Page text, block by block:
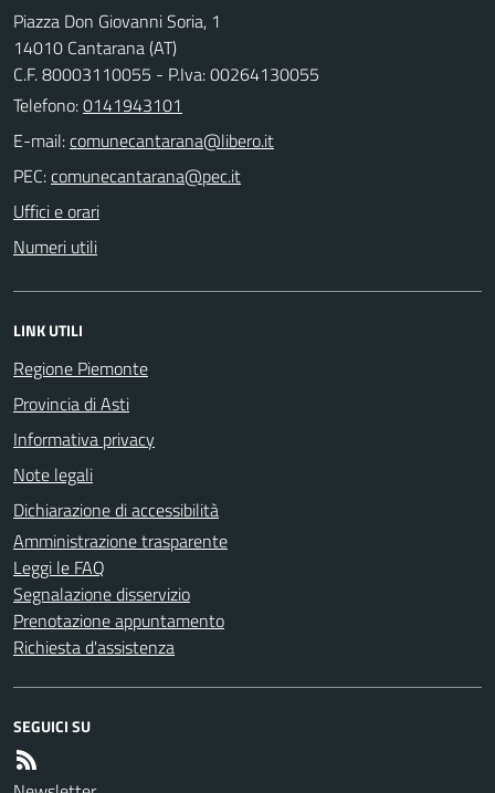
Piazza Don Giovanni Soria, 1
14010 Cantarana (AT)
C.F. 80003110055 - P.Iva: 00264130055
Telefono:0141943101
E-mail:
PEC:
Uffici e orari
Numeri utili
LINK UTILI
Regione Piemonte
Provincia di Asti
Informativa privacy
Note legali
Dichiarazione di accessibilità
Amministrazione trasparente
Leggi le FAQ
Segnalazione disservizio
Prenotazione appuntamento
Richiesta d'assistenza
SEGUICI SU